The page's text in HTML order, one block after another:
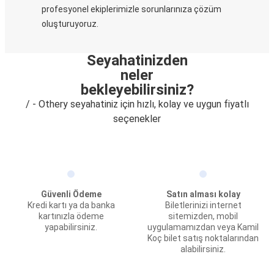
profesyonel ekiplerimizle sorunlarınıza çözüm
oluşturuyoruz.
Seyahatinizden
neler
bekleyebilirsiniz?
/ - Othery seyahatiniz için hızlı, kolay ve uygun fiyatlı
seçenekler
Güvenli Ödeme
Kredi kartı ya da banka
kartınızla ödeme
yapabilirsiniz.
Satın alması kolay
Biletlerinizi internet
sitemizden, mobil
uygulamamızdan veya Kamil
Koç bilet satış noktalarından
alabilirsiniz.